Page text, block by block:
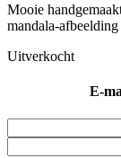
Mooie
mandala-
Uitverkocht
E-